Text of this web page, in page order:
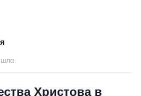
Христова в